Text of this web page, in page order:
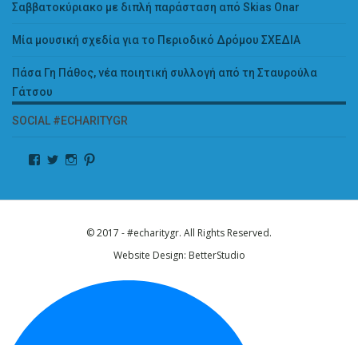
Σαββατοκύριακο με διπλή παράσταση από Skias Onar
Μία μουσική σχεδία για το Περιοδικό Δρόμου ΣΧΕΔΙΑ
Πάσα Γη Πάθος, νέα ποιητική συλλογή από τη Σταυρούλα
Γάτσου
SOCIAL #ECHARITYGR
© 2017 - #echaritygr. All Rights Reserved.
Website Design: BetterStudio